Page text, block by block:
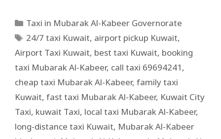
Taxi in Mubarak Al-Kabeer Governorate
24/7 taxi Kuwait, airport pickup Kuwait,
Airport Taxi Kuwait, best taxi Kuwait, booking
taxi Mubarak Al-Kabeer, call taxi 69694241,
cheap taxi Mubarak Al-Kabeer, family taxi
Kuwait, fast taxi Mubarak Al-Kabeer, Kuwait City
Taxi, kuwait Taxi, local taxi Mubarak Al-Kabeer,
long-distance taxi Kuwait, Mubarak Al-Kabeer